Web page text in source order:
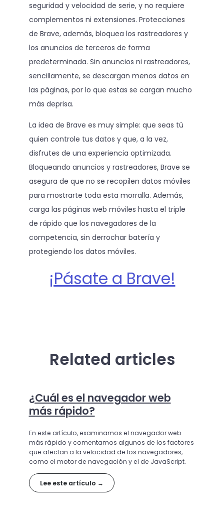
seguridad y velocidad de serie, y no requiere
complementos ni extensiones. Protecciones
de Brave, además, bloquea los rastreadores y
los anuncios de terceros de forma
predeterminada. Sin anuncios ni rastreadores,
sencillamente, se descargan menos datos en
las páginas, por lo que estas se cargan mucho
más deprisa.
La idea de Brave es muy simple: que seas tú
quien controle tus datos y que, a la vez,
disfrutes de una experiencia optimizada.
Bloqueando anuncios y rastreadores, Brave se
asegura de que no se recopilen datos móviles
para mostrarte toda esta morralla. Además,
carga las páginas web móviles hasta el triple
de rápido que los navegadores de la
competencia, sin derrochar batería y
protegiendo los datos móviles.
¡Pásate a Brave!
Related articles
¿Cuál es el navegador web
más rápido?
En este artículo, examinamos el navegador web
más rápido y comentamos algunos de los factores
que afectan a la velocidad de los navegadores,
como el motor de navegación y el de JavaScript.
Lee este artículo →